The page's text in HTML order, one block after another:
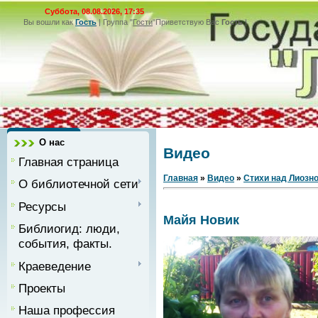
Суббота, 08.08.2026, 17:35
Вы вошли как Гость|Группа"Гости"Приветствую Вас Гость|
О нас
Главная страница
О библиотечной сети
Ресурсы
Библиогид: люди,
события, факты.
Краеведение
Проекты
Наша профессия
Видео
Главная » Видео » Стихи над Лиозно
Майя Новик